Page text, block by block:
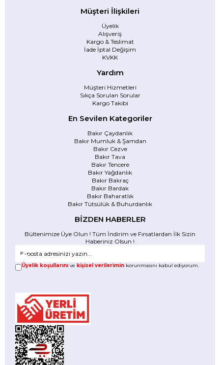
Müşteri İlişkileri
Üyelik
Alışveriş
Kargo & Teslimat
İade İptal Değişim
KVKK
Yardım
Müşteri Hizmetleri
Sıkça Sorulan Sorular
Kargo Takibi
En Sevilen Kategoriler
Bakır Çaydanlık
Bakır Mumluk & Şamdan
Bakır Cezve
Bakır Tava
Bakır Tencere
Bakır Yağdanlık
Bakır Bakraç
Bakır Bardak
Bakır Baharatlık
Bakır Tütsülük & Buhurdanlık
BİZDEN HABERLER
Bültenimize Üye Olun ! Tüm İndirim ve Fırsatlardan İlk Sizin
Haberiniz Olsun !
Üyelik koşullarını ve kişisel verilerimin korunmasını kabul ediyorum.